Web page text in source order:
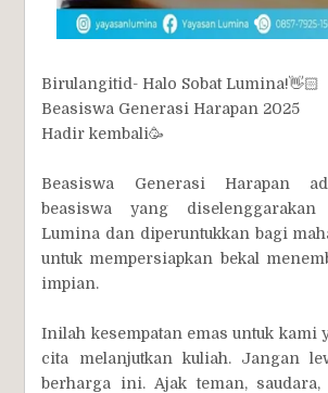
Birulangitid- Halo Sobat Lumina!👋🏻
Beasiswa Generasi Harapan 2025
Hadir kembali🥳
Beasiswa Generasi Harapan
beasiswa yang diselenggarakan
Lumina dan diperuntukkan bagi
untuk mempersiapkan bekal
impian.
Inilah kesempatan emas untuk kami
cita melanjutkan kuliah. Jangan
berharga ini. Ajak teman, saudara,